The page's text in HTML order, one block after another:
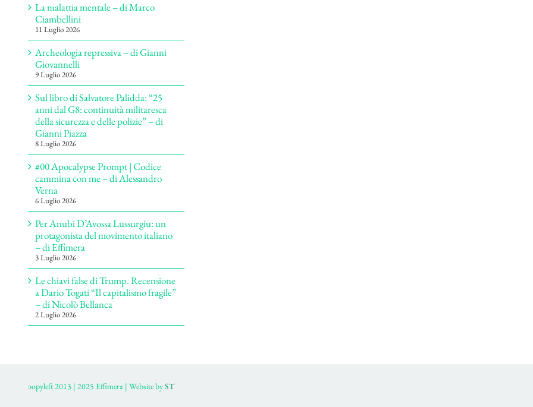
La malattia mentale – di Marco
Ciambellini
11 Luglio 2026
Archeologia repressiva – di Gianni
Giovannelli
9 Luglio 2026
Sul libro di Salvatore Palidda: “25
anni dal G8: continuità militaresca
della sicurezza e delle polizie” – di
Gianni Piazza
8 Luglio 2026
#00 Apocalypse Prompt | Codice
cammina con me – di Alessandro
Verna
6 Luglio 2026
Per Anubi D’Avossa Lussurgiu: un
protagonista del movimento italiano
– di Effimera
3 Luglio 2026
Le chiavi false di Trump. Recensione
a Dario Togati “Il capitalismo fragile”
– di Nicolò Bellanca
2 Luglio 2026
ɔopyleft 2013 | 2025 Effimera | Website byST